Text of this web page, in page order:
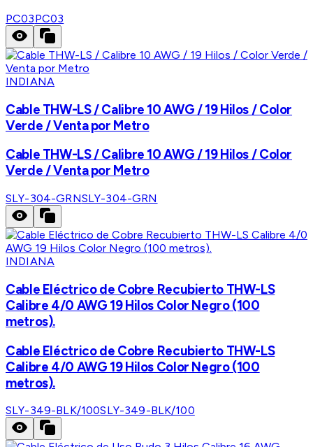
PC03PC03
INDIANA
Cable THW-LS / Calibre 10 AWG / 19 Hilos / Color
Verde / Venta por Metro
Cable THW-LS / Calibre 10 AWG / 19 Hilos / Color
Verde / Venta por Metro
SLY-304-GRNSLY-304-GRN
INDIANA
Cable Eléctrico de Cobre Recubierto THW-LS
Calibre 4/0 AWG 19 Hilos Color Negro (100
metros).
Cable Eléctrico de Cobre Recubierto THW-LS
Calibre 4/0 AWG 19 Hilos Color Negro (100
metros).
SLY-349-BLK/100SLY-349-BLK/100